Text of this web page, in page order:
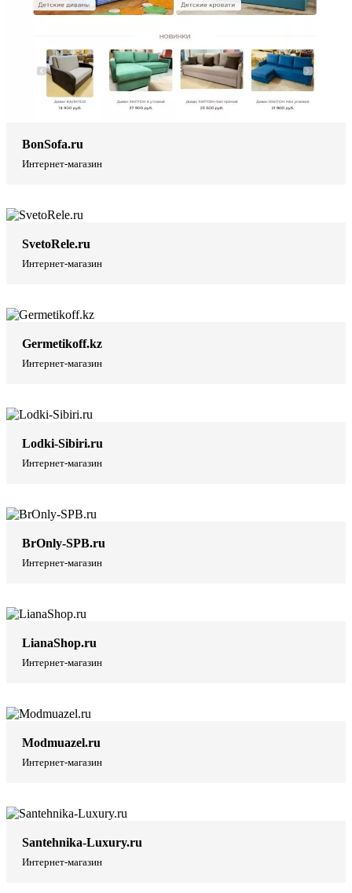
BonSofa.ru
Интернет-магазин
SvetoRele.ru
Интернет-магазин
Germetikoff.kz
Интернет-магазин
Lodki-Sibiri.ru
Интернет-магазин
BrOnly-SPB.ru
Интернет-магазин
LianaShop.ru
Интернет-магазин
Modmuazel.ru
Интернет-магазин
Santehnika-Luxury.ru
Интернет-магазин